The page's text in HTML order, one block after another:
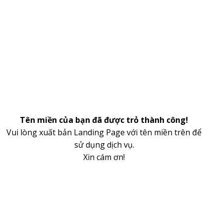
Tên miền của bạn đã được trỏ thành công!
Vui lòng xuất bản Landing Page với tên miền trên để
sử dụng dịch vụ.
Xin cám ơn!